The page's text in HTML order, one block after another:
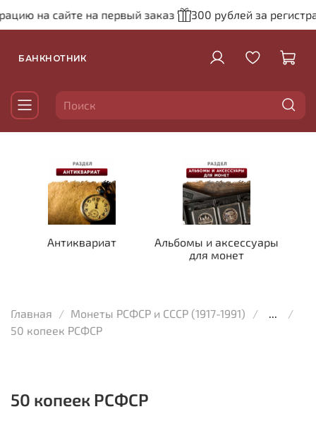
на сайте на первый заказ 300 рублей за
БАНКНОТНИК
Антиквариат
Альбомы и аксессуары
для монет
Главная Монеты РСФСР и СССР (1917-1991)
...
50 копеек РСФСР
50 копеек РСФСР